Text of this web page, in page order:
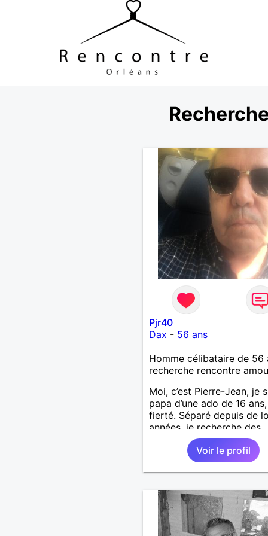
Pjr40
Dax - 56 ans
Homme célibataire de 56
recherche rencontre
Moi, c’est Pierre-Jean, je
papa d’une ado de 16
fierté. Séparé depuis de
années, je recherche des
affinités amicales afin de
rompre une solitude
difficile à gérer ainsi que
le vague à l’âme. L’amitié
yeux mais peut se
des sentiments plus
« Le temps fera son
Voir le profil